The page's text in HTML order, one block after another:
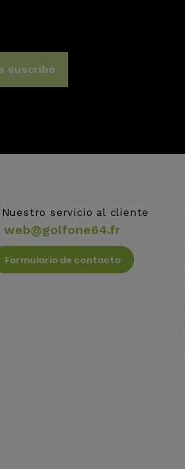
suscribo
Nuestro servicio al cliente
web@golfone64.fr
Formulario de contacto